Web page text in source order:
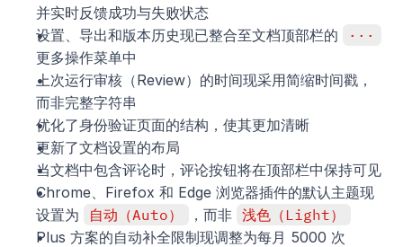
并实时反馈成功与失败状态
设置、导出和版本历史现已整合至文档顶部栏的
···
更多操作菜单中
上次运行审核（Review）的时间现采用简缩时间戳，
而非完整字符串
优化了身份验证页面的结构，使其更加清晰
更新了文档设置的布局
当文档中包含评论时，评论按钮将在顶部栏中保持可见
Chrome、Firefox 和 Edge 浏览器插件的默认主题现
设置为
自动（Auto） ，而非 浅色（Light）
Plus 方案的自动补全限制现调整为每月 5000 次